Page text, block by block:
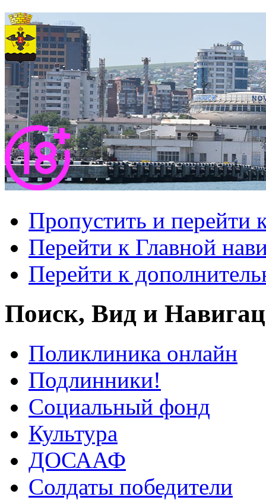
Пропустить и перейти
Перейти к Главной
Перейти к
Поиск, Вид и
Поликлиника онлайн
Подлинники!
Социальный фонд
Культура
ДОСААФ
Солдаты победители